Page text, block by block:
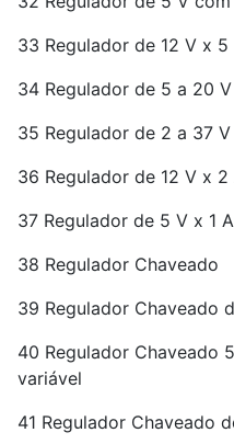
33 Regulador de 12 V x 5
34 Regulador de 5 a 20
35 Regulador de 2 a 37
36 Regulador de 12 V x 2
37 Regulador de 5 V x 1
38 Regulador Chaveado
39 Regulador Chaveado
40 Regulador Chaveado
variável
41 Regulador Chaveado